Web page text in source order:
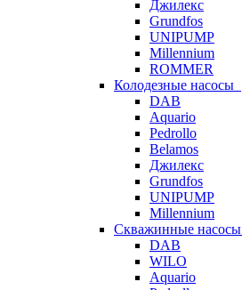
Джилекс
Grundfos
UNIPUMP
Millennium
ROMMER
Колодезные насосы
DAB
Aquario
Pedrollo
Belamos
Джилекс
Grundfos
UNIPUMP
Millennium
Скважинные насосы
DAB
WILO
Aquario